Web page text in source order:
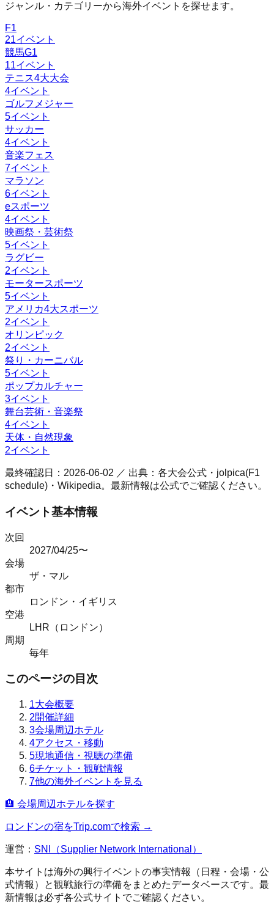
ジャンル・カテゴリーから海外イベントを探せます。
F1
21イベント
競馬G1
11イベント
テニス4大大会
4イベント
ゴルフメジャー
5イベント
サッカー
4イベント
音楽フェス
7イベント
マラソン
6イベント
eスポーツ
4イベント
映画祭・芸術祭
5イベント
ラグビー
2イベント
モータースポーツ
5イベント
アメリカ4大スポーツ
2イベント
オリンピック
2イベント
祭り・カーニバル
5イベント
ポップカルチャー
3イベント
舞台芸術・音楽祭
4イベント
天体・自然現象
2イベント
最終確認日： 2026-06-02 ／ 出典：各大会公式・jolpica(F1
schedule)・Wikipedia。最新情報は公式でご確認ください。
イベント基本情報
次回
2027/04/25〜
会場
ザ・マル
都市
ロンドン ・ イギリス
空港
LHR（ロンドン）
周期
毎年
このページの目次
1大会概要
2開催詳細
3会場周辺ホテル
4アクセス・移動
5現地通信・視聴の準備
6チケット・観戦情報
7他の海外イベントを見る
🏨 会場周辺ホテルを探す
ロンドンの宿をTrip.comで検索 →
運営： SNI（Supplier Network International）
本サイトは海外の興行イベントの事実情報（日程・会場・公
式情報）と観戦旅行の準備をまとめたデータベースです。最
新情報は必ず各公式サイトでご確認ください。